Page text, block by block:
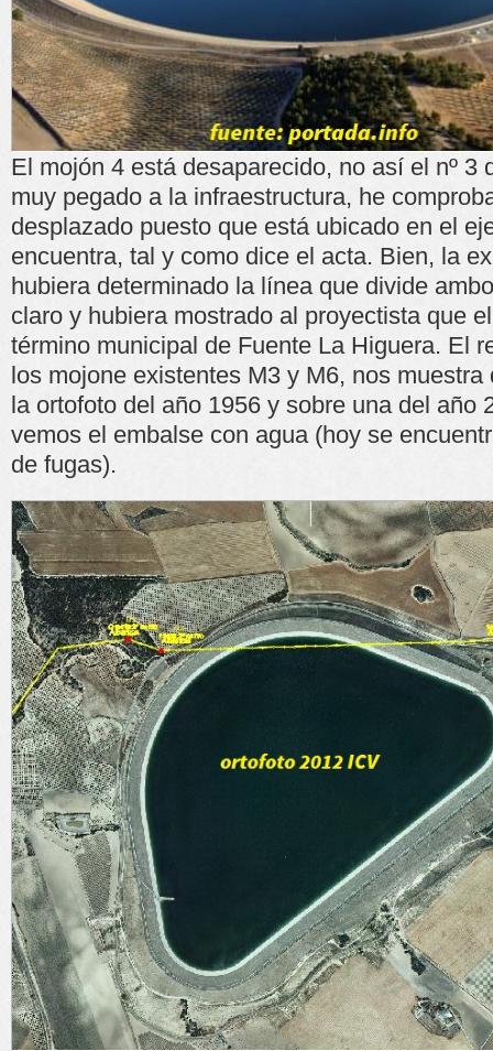
El mojón 4 está desaparecido, no así el nº 3
muy pegado a la infraestructura, he
desplazado puesto que está ubicado en el
encuentra, tal y como dice el acta. Bien, la
hubiera determinado la línea que divide
claro y hubiera mostrado al proyectista que
término municipal de Fuente La Higuera. El
los mojone existentes M3 y M6, nos
la ortofoto del año 1956 y sobre una del año
vemos el embalse con agua (hoy se
de fugas).